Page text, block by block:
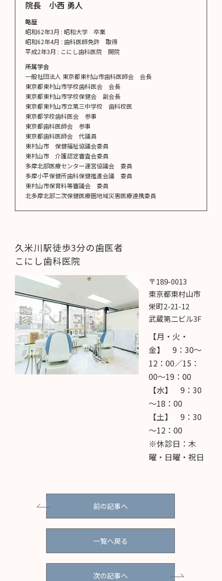
院長 小西 勇人
略歴
昭和62年3月 : 昭和大学 卒業
昭和62年4月 : 歯科医師免許 取得
平成2年3月 : こにし歯科医院 開院
所属学会
一般社団法人 東京都東村山市歯科医師会 会長
東京都東村山市学校歯科医会 会長
東京都東村山市学校保健会 副会長
東京都東村山市立第三中学校 歯科校医
東京都学校歯科医会 参事
東京都歯科医師会 参事
東京都歯科医師会 代議員
東村山市 保健福祉協議会委員
東村山市 介護認定審査会委員
多摩北部医療センター運営協議会 委員
多摩小平保健所歯科保健推進会議 委員
東村山市保育料等審議会 委員
北多摩北部二次保健医療圏地域災害医療連携委員
久米川駅徒歩3分の歯医者
こにし歯科医院
〒189-0013
東京都東村山市
栄町2-21-12
武蔵第二ビル3F
【月・火・
金】 9：30～
12：00／15：
00～19：00
【水】 9：30
～18：00
【土】 9：30
～12：00
※休診日：木
曜・日曜・祝日
前の記事へ
一覧へ戻る
次の記事へ